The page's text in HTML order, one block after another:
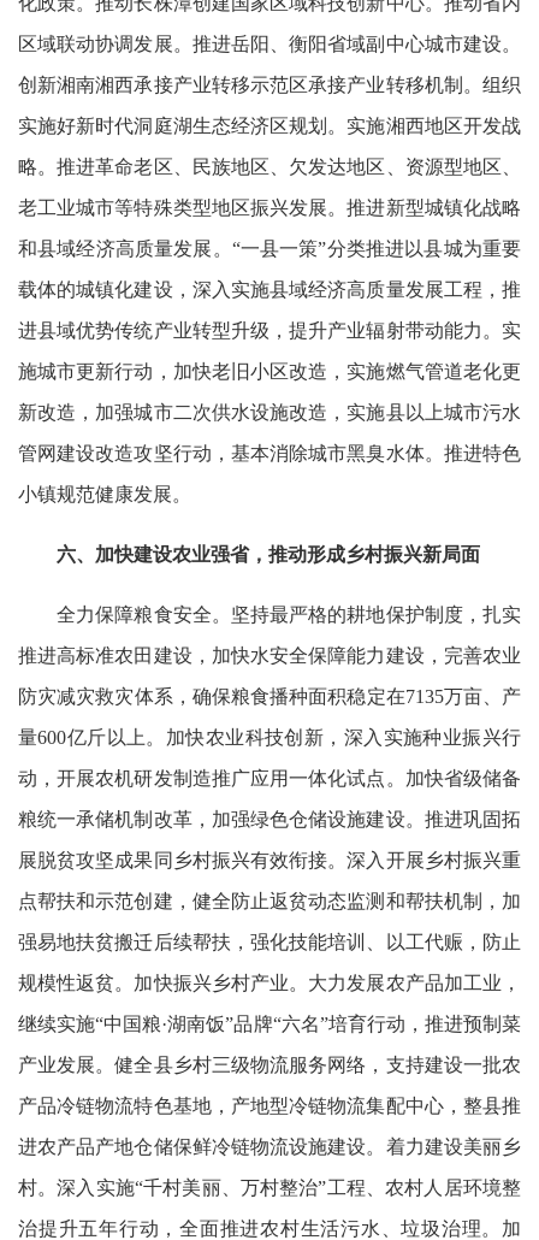
区域联动协调发展。推进岳阳、衡阳省域副中心城市建设。
创新湘南湘西承接产业转移示范区承接产业转移机制。组织
实施好新时代洞庭湖生态经济区规划。实施湘西地区开发战
略。推进革命老区、民族地区、欠发达地区、资源型地区、
老工业城市等特殊类型地区振兴发展。推进新型城镇化战略
和县域经济高质量发展。“一县一策”分类推进以县城为重要
载体的城镇化建设，深入实施县域经济高质量发展工程，推
进县域优势传统产业转型升级，提升产业辐射带动能力。实
施城市更新行动，加快老旧小区改造，实施燃气管道老化更
新改造，加强城市二次供水设施改造，实施县以上城市污水
管网建设改造攻坚行动，基本消除城市黑臭水体。推进特色
小镇规范健康发展。
六、加快建设农业强省，推动形成乡村振兴新局面
全力保障粮食安全。坚持最严格的耕地保护制度，扎实
推进高标准农田建设，加快水安全保障能力建设，完善农业
防灾减灾救灾体系，确保粮食播种面积稳定在7135万亩、产
量600亿斤以上。加快农业科技创新，深入实施种业振兴行
动，开展农机研发制造推广应用一体化试点。加快省级储备
粮统一承储机制改革，加强绿色仓储设施建设。推进巩固拓
展脱贫攻坚成果同乡村振兴有效衔接。深入开展乡村振兴重
点帮扶和示范创建，健全防止返贫动态监测和帮扶机制，加
强易地扶贫搬迁后续帮扶，强化技能培训、以工代赈，防止
规模性返贫。加快振兴乡村产业。大力发展农产品加工业，
继续实施“中国粮·湖南饭”品牌“六名”培育行动，推进预制菜
产业发展。健全县乡村三级物流服务网络，支持建设一批农
产品冷链物流特色基地，产地型冷链物流集配中心，整县推
进农产品产地仓储保鲜冷链物流设施建设。着力建设美丽乡
村。深入实施“千村美丽、万村整治”工程、农村人居环境整
治提升五年行动，全面推进农村生活污水、垃圾治理。加